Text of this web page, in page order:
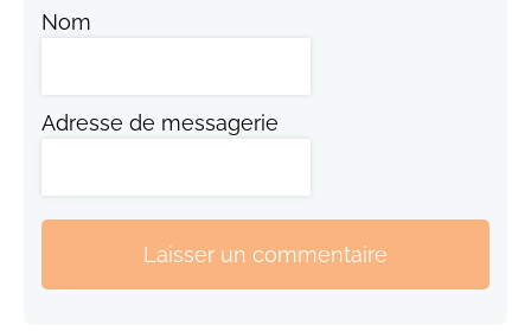
Nom
Adresse de messagerie
Laisser un commentaire